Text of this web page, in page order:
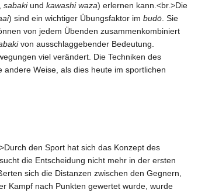
sabakiund kawashi waza) erlernen kann.<br.>Die
) sind ein wichtiger Übungsfaktor im budō. Sie
von jedem Übenden zusammenkombiniert
von ausschlaggebender Bedeutung.
viel verändert. Die Techniken des
Weise, als dies heute im sportlichen
den Sport hat sich das Konzept des
die Entscheidung nicht mehr in der ersten
sich die Distanzen zwischen den Gegnern,
Kampf nach Punkten gewertet wurde, wurde